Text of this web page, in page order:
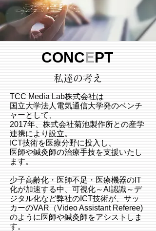
CONCEPT
私達の考え
TCC Media Lab株式会社は
国立大学法人電気通信大学発のベンチ
ャーとして、
2017年、株式会社菊池製作所との産学
連携により設立。
ICT技術を医療分野に投入し、
医師や鍼灸師の治療手技を支援いたし
ます。
少子高齢化・医師不足・医療機器のIT
化が加速する中、可視化～AI認識～デ
ジタル化など弊社のICT技術が、サッ
カーのVAR（Video Assistant Referee)
のように医師や鍼灸師をアシストしま
す。